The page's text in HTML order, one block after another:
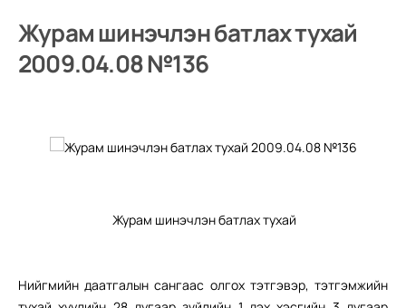
Журам шинэчлэн батлах тухай
2009.04.08 №136
Журам шинэчлэн батлах тухай
Нийгмийн даатгалын сангаас олгох тэтгэвэр, тэтгэмжийн